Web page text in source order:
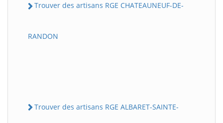
Trouver des artisans RGE CHATEAUNEUF-DE-
RANDON
Trouver des artisans RGE ALBARET-SAINTE-